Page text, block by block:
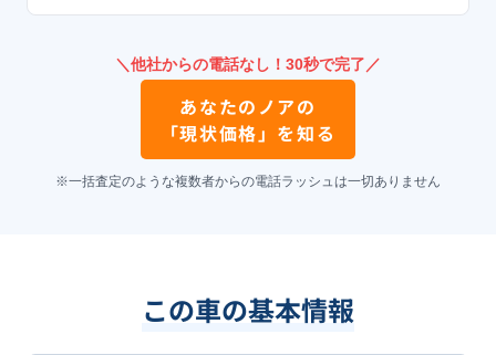
＼他社からの電話なし！30秒で完了／
あなたの ノアの
「現状価格」を知る
※一括査定のような複数者からの電話ラッシュは一切ありません
この車の基本情報